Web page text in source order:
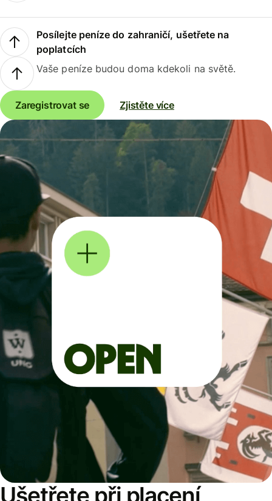
Posílejte peníze do zahraničí, ušetřete na
poplatcích
Vaše peníze budou doma kdekoli na světě.
Zaregistrovat se Zjistěte více
Ušetřete při placení,